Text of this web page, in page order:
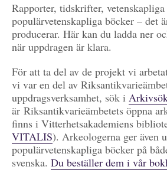
Rapporter, tidskrifter,
populärvetenskapliga böcker – det
producerar. Här kan du ladda ner
när uppdragen är klara.
För att ta del av de projekt vi
vi var en del av
uppdragsverksamhet, sök i
är Riksantikvarieämbetets öppna
finns i Vitterhetsakademiens
VITALIS). Arkeologerna ger även
populärvetenskapliga böcker på
svenska. Du beställer dem i vår